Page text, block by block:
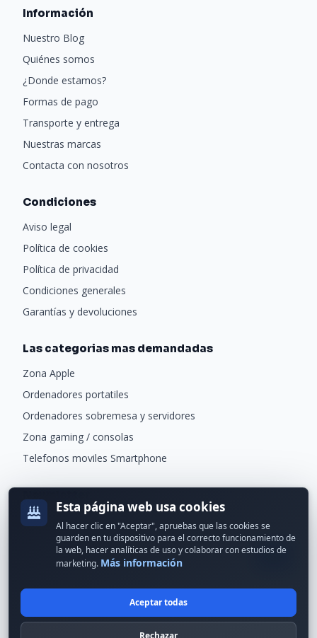
Información
Nuestro Blog
Quiénes somos
¿Donde estamos?
Formas de pago
Transporte y entrega
Nuestras marcas
Contacta con nosotros
Condiciones
Aviso legal
Política de cookies
Política de privacidad
Condiciones generales
Garantías y devoluciones
Las categorias mas demandadas
Zona Apple
Ordenadores portatiles
Ordenadores sobremesa y servidores
Zona gaming / consolas
Telefonos moviles Smartphone
Recibe ofertas exclusivas y novedades.
© 2024 Erson Tecnología. Todos los derechos reservados.
Esta página web usa cookies
Al hacer clic en "Aceptar", apruebas que las cookies se
guarden en tu dispositivo para el correcto funcionamiento de
la web, hacer analíticas de uso y colaborar con estudios de
marketing. Más información
Aceptar todas
Rechazar